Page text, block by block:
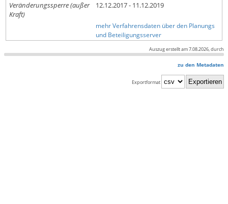
Veränderungssperre (außer
Kraft)
12.12.2017 - 11.12.2019
mehr Verfahrensdaten über den Planungs
und Beteiligungsserver
Auszug erstellt am 7.08.2026, durch
zu den Metadaten
Exportformat